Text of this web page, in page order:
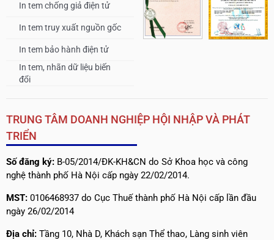
In tem chống giả điện tử
In tem truy xuất nguồn gốc
In tem bảo hành điện tử
In tem, nhãn dữ liệu biến
đổi
TRUNG TÂM DOANH NGHIỆP HỘI NHẬP VÀ PHÁT
TRIỂN
Số đăng ký: B-05/2014/ĐK-KH&CN do Sở Khoa học và công
nghệ thành phố Hà Nội cấp ngày 22/02/2014.
MST: 0106468937 do Cục Thuế thành phố Hà Nội cấp lần đầu
ngày 26/02/2014
Địa chỉ: Tầng 10, Nhà D, Khách sạn Thể thao, Làng sinh viên